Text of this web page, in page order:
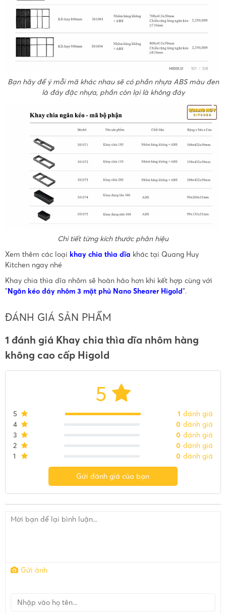
Bạn hãy để ý mỗi mã khác nhau sẽ có phần nhựa ABS màu đen
là đáy đặc nhựa, phần còn lại là không đáy
Chi tiết từng kích thước phân hiệu
Xem thêm các loại khay chia thìa dĩa khác tại Quang Huy
Kitchen ngay nhé
Khay chia thìa dĩa nhôm sẽ hoàn hảo hơn khi kết hợp cùng với
"Ngăn kéo đáy nhôm 3 mặt phủ Nano Shearer Higold".
ĐÁNH GIÁ SẢN PHẨM
1 đánh giá Khay chia thìa dĩa nhôm hàng
không cao cấp Higold
5
5 1 đánh giá
4
0 đánh giá
3
0 đánh giá
2
0 đánh giá
1
0 đánh giá
Gửi đánh giá của bạn
Gửi ảnh